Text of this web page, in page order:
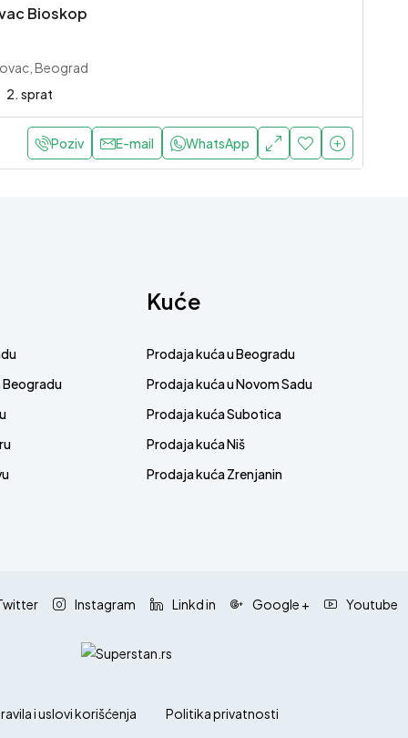
Bioskop
Beograd
2. sprat
Poziv E-mail WhatsApp
Beogradu
Kuće
Prodaja kuća u Beogradu
Prodaja kuća u Novom Sadu
Prodaja kuća Subotica
Prodaja kuća Niš
Prodaja kuća Zrenjanin
Instagram Linkd in Google + Youtube
i uslovi korišćenja Politika privatnosti